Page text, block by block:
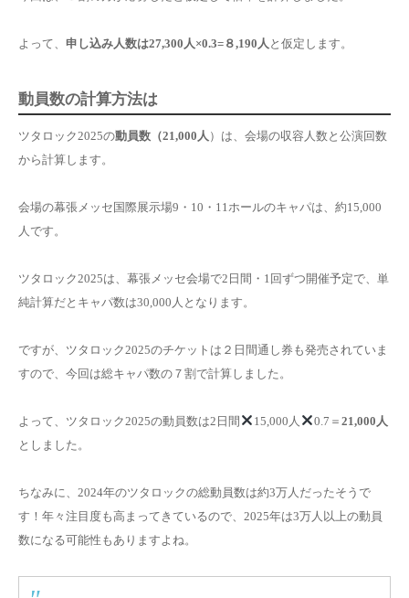
よって、 申し込み人数は27,300人×0.3=８,190人 と仮定します。
動員数の計算方法は
ツタロック2025の動員数（21,000人 ）は、会場の収容人数と公演回数
から計算します。
会場の幕張メッセ 国際展示場9・10・11ホールのキャパは、約15,000
人 です。
ツタロック2025は、幕張メッセ会場で2日間・1回ずつ開催予定で、単
純計算だとキャパ数は30,000人となります。
ですが、ツタロック2025のチケットは２日間通し券も発売されていま
すので、今回は総キャパ数の７割で計算しました。
よって、ツタロック2025の動員数は2日間 15,000人 0.7＝ 21,000人
としました。
ちなみに、2024年のツタロックの総動員数は約3万人だったそうで
す！年々注目度も高まってきているので、2025年は3万人以上の動員
数になる可能性もありますよね。